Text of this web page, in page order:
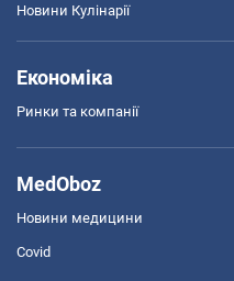
Новини Кулінарії
Економіка
Ринки та компанії
MedOboz
Новини медицини
Covid